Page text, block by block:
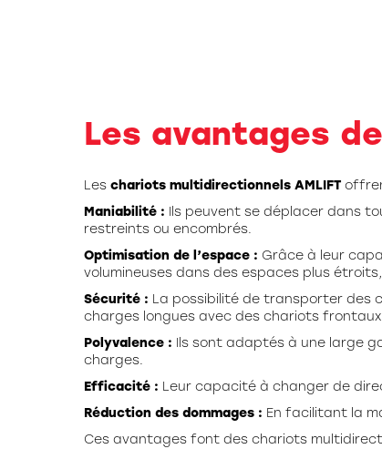
Les avantages
Leschariots multidirectionnels AMLIFT
Maniabilité : Ils peuvent se déplacer dans
restreints ou encombrés.
Optimisation de l’espace : Grâce à leur
volumineuses dans des espaces plus
Sécurité : La possibilité de transporter des
charges longues avec des chariots
Polyvalence : Ils sont adaptés à une large
charges.
Efficacité : Leur capacité à changer de
Réduction des dommages : En facilitant la
Ces avantages font des chariots